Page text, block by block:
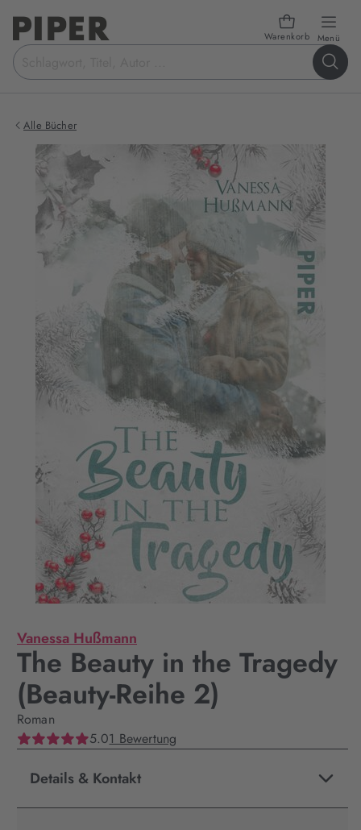
Warenkorb Menü
Suchbegriff
eingeben
Alle Bücher
Vanessa Hußmann
The Beauty in the Tragedy
(Beauty-Reihe 2)
Roman
5.01 Bewertung
Details & Kontakt